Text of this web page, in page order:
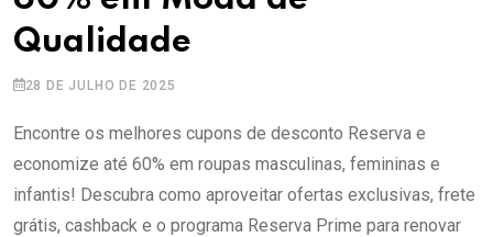
Qualidade
28 DE JULHO DE 2025
Encontre os melhores cupons de desconto Reserva e
economize até 60% em roupas masculinas, femininas e
infantis! Descubra como aproveitar ofertas exclusivas, frete
grátis, cashback e o programa Reserva Prime para renovar